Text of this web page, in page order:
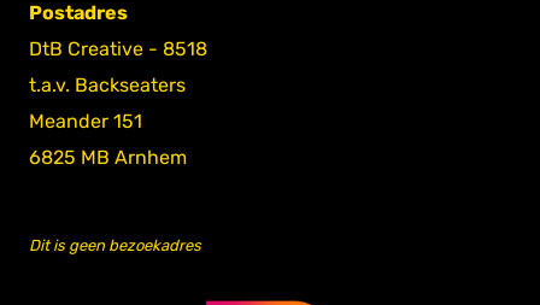
Postadres
DtB Creative - 8518
t.a.v. Backseaters
Meander 151
6825 MB Arnhem
Dit is geen bezoekadres